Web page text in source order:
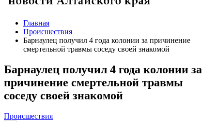
Главная
Происшествия
Барнаулец получил 4 года колонии за причинение
смертельной травмы соседу своей знакомой
Барнаулец получил 4 года колонии за
причинение смертельной травмы
соседу своей знакомой
Происшествия